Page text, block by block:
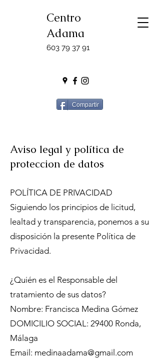
Centro
Adama
603 79 37 91
Compartir
Aviso legal y política de
proteccion de datos
POLÍTICA DE PRIVACIDAD
Siguiendo los principios de licitud,
lealtad y transparencia, ponemos a su
disposición la presente Política de
Privacidad.
¿Quién es el Responsable del
tratamiento de sus datos?
Nombre: Francisca Medina Gómez
DOMICILIO SOCIAL: 29400 Ronda,
Málaga
Email: medinaadama@gmail.com